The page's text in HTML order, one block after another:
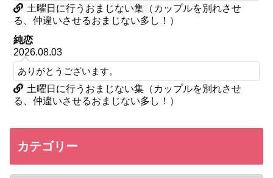
土曜日に行うおまじない集（カップルを別れさせ
る、仲違いさせるおまじない多し！）
純恋
2026.08.03
ありがとうございます。
土曜日に行うおまじない集（カップルを別れさせ
る、仲違いさせるおまじない多し！）
カテゴリー